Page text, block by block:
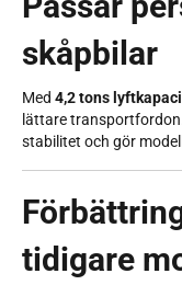
skåpbilar
Med 4,2 tons
lättare
stabilitet och gör
tidigare